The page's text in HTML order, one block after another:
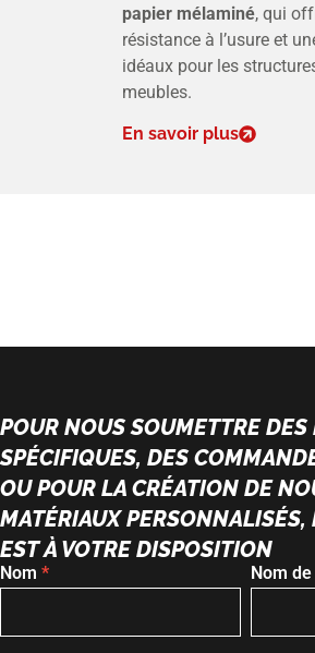
papier mélaminé, qui
résistance à l’usure et
idéaux pour les
meubles.
En savoir plus
POUR NOUS SOUMETTRE DES
SPÉCIFIQUES, DES
OU POUR LA CRÉATION DE
MATÉRIAUX PERSONNALISÉS,
EST À VOTRE DISPOSITION
Formulaire
Nom * Nom